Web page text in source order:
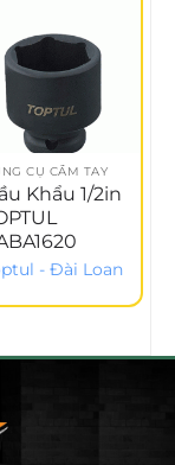
CỤ CẦM TAY
Khẩu 1/2in
- Đài Loan